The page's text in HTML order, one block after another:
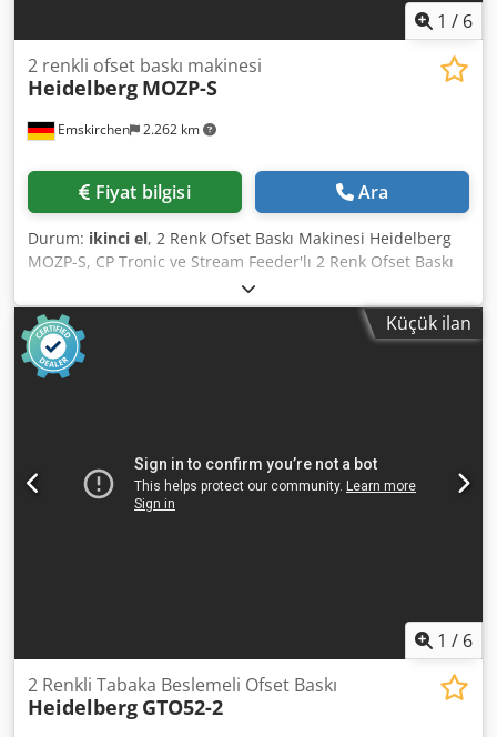
1 / 6
Emskirchen 2.262 km
2 renkli ofset baskı makinesi
Heidelberg MOZP-S
Fiyat bilgisi Ara
Durum: ikinci el, 2 Renk Ofset Baskı Makinesi Heidelberg
MOZP-S, CP Tronic ve Stream Feeder'lı 2 Renk Ofset Baskı
Makinesi Heidelberg MOZP-S Yıl: 1990 - Seri No: 610975
Min. boyut: 280 x 280 mm - Maks. boyut: 480 x 650 mm
Baskı adedi: 66 Milyon Nemlendirme Sistemi: AQUATRON
CP Tronic Dcjdpfxoylkwvs Akiek Düz/Çift taraflı baskı 1/1 -
2/0 Maksimum hız: 8.000 yaprak/sa WhatsApp - MS Zoom -
Küçük ilan
1 / 6
2 Renkli Tabaka Beslemeli Ofset Baskı
Heidelberg GTO52-2